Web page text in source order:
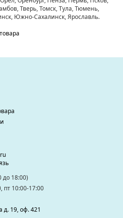
Тверь, Томск, Тула, Тюмень,
Южно-Сахалинск, Ярославль.
до 18:00)
пт 10:00-17:00
д. 19, оф. 421